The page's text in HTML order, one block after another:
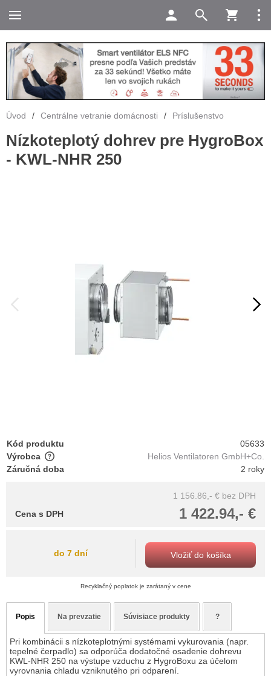
Úvod / Centrálne vetranie domácnosti / Príslušenstvo
Nízkoteplotý dohrev pre HygroBox
- KWL-NHR 250
Kód produktu
05633
Výrobca
Helios Ventilatoren GmbH+Co.
Záručná doba
2 roky
1 156.86,- € bez DPH
1 422.94,- €
Cena s DPH
do 7 dní Vložiť do košíka
Recyklačný poplatok je zarátaný v cene
Popis Na prevzatie Súvisiace produkty ?
Pri kombinácii s nízkoteplotnými systémami vykurovania (napr.
tepelné čerpadlo) sa odporúča dodatočné osadenie dohrevu
KWL-NHR 250 na výstupe vzduchu z HygroBoxu za účelom
vyrovnania chladu vzniknutého pri odparení.